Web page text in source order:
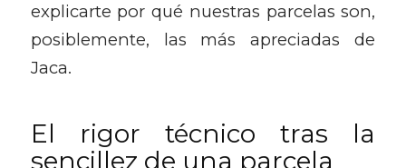
explicarte por qué nuestras parcelas son,
posiblemente, las más apreciadas de
Jaca.
El rigor técnico tras la
sencillez de una parcela